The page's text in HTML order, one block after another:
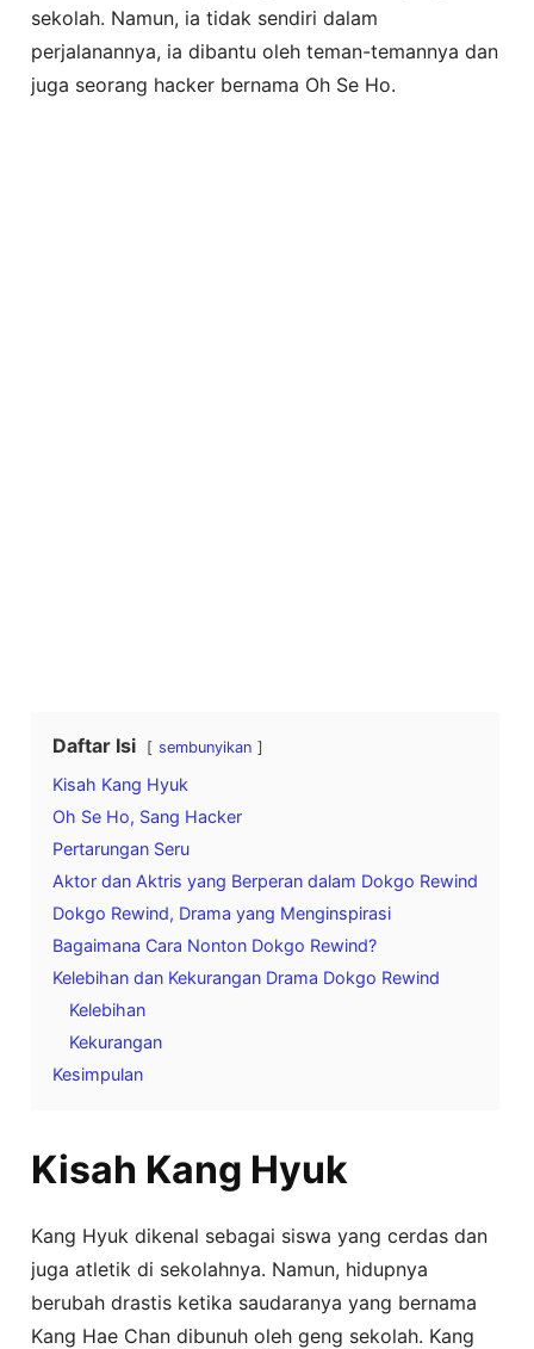
sekolah. Namun, ia tidak sendiri dalam
perjalanannya, ia dibantu oleh teman-temannya dan
juga seorang hacker bernama Oh Se Ho.
Daftar Isi sembunyikan
Kisah Kang Hyuk
Oh Se Ho, Sang Hacker
Pertarungan Seru
Aktor dan Aktris yang Berperan dalam Dokgo Rewind
Dokgo Rewind, Drama yang Menginspirasi
Bagaimana Cara Nonton Dokgo Rewind?
Kelebihan dan Kekurangan Drama Dokgo Rewind
Kelebihan
Kekurangan
Kesimpulan
Kisah Kang Hyuk
Kang Hyuk dikenal sebagai siswa yang cerdas dan
juga atletik di sekolahnya. Namun, hidupnya
berubah drastis ketika saudaranya yang bernama
Kang Hae Chan dibunuh oleh geng sekolah. Kang